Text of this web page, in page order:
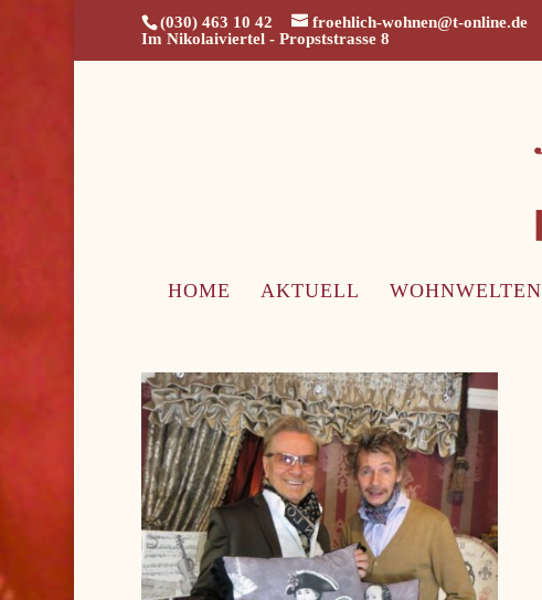
(030) 463 10 42
froehlich-wohnen@t-online.de
Im Nikolaiviertel - Propststrasse 8
HOME AKTUELL WOHNWELTEN